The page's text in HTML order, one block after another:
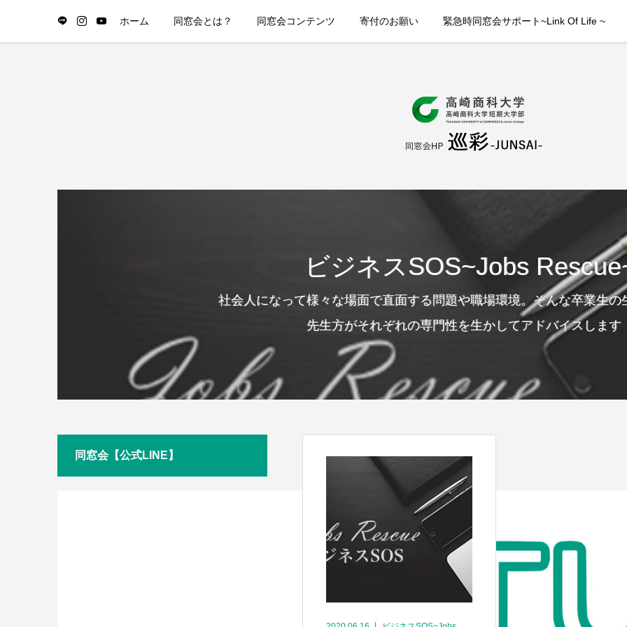
ホーム 同窓会とは？ 同窓会コンテンツ 寄付のお願い 緊急時同窓会サポート~Link Of Life ~
ビジネスSOS~Jobs
社会人になって様々な場面で直面する問題や職場環境。そんな卒業生の
先生方がそれぞれの専門性を生かしてアドバイスします
同窓会【公式LINE】